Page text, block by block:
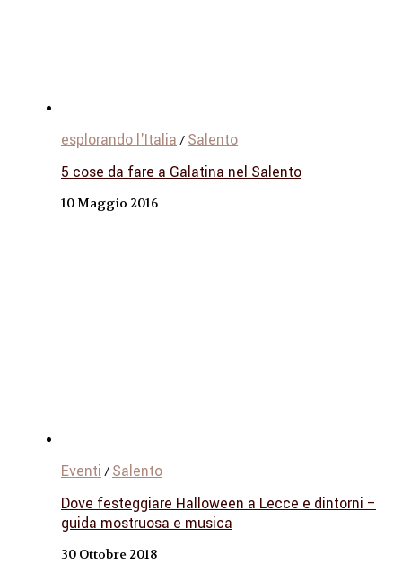
esplorando l'Italia / Salento
5 cose da fare a Galatina nel Salento
10 Maggio 2016
Eventi / Salento
Dove festeggiare Halloween a Lecce e dintorni –
guida mostruosa e musica
30 Ottobre 2018